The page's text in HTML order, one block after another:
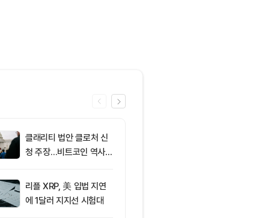
클래리티 법안 클로처 신
청 주장…비트코인 역사가
리플 XRP, 美 입법 지연
에 1달러 지지선 시험대